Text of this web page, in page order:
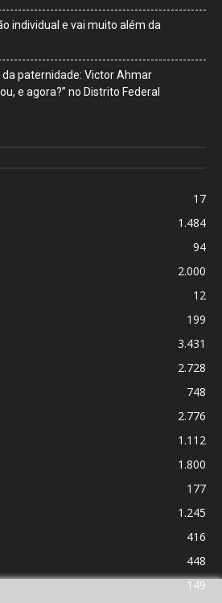
individual e vai muito além da
paternidade: Victor Ahmar
e agora?” no Distrito Federal
17
1.484
94
2.000
12
199
3.431
2.728
748
2.776
1.112
1.800
177
1.245
416
448
149